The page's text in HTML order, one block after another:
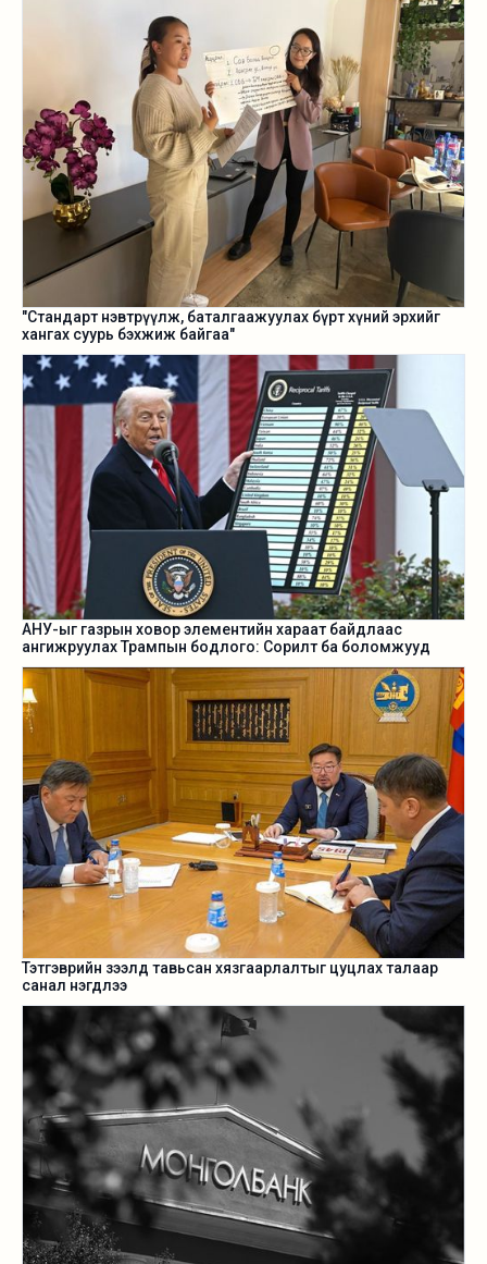
"Стандарт нэвтрүүлж, баталгаажуулах бүрт хүний эрхийг
хангах суурь бэхжиж байгаа"
АНУ-ыг газрын ховор элементийн хараат байдлаас
ангижруулах Трампын бодлого: Сорилт ба боломжууд
Тэтгэврийн зээлд тавьсан хязгаарлалтыг цуцлах талаар
санал нэгдлээ